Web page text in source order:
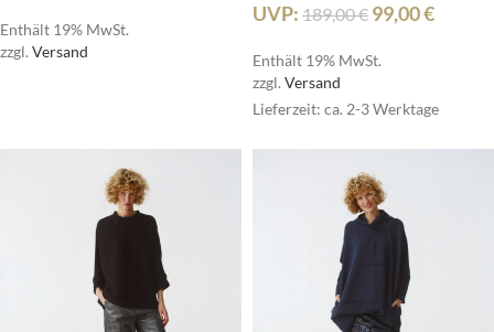
Enthält 19% MwSt.
zzgl. Versand
UVP: 189,00€ 99,00€
Enthält 19% MwSt.
zzgl. Versand
Lieferzeit: ca. 2-3 Werktage